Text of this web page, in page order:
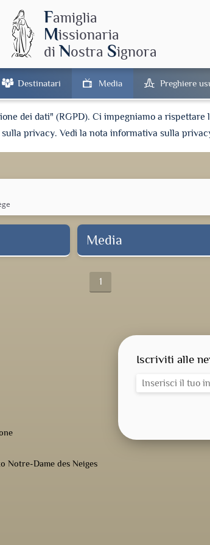
Famiglia
Missionaria
diNostra Signora
Destinatari Media Preghiere
dei dati" (RGPD). Ci impegniamo a
privacy. Vedi la nota informativa sulla
Media
1
Notre-Dame des Neiges
Iscriviti alle